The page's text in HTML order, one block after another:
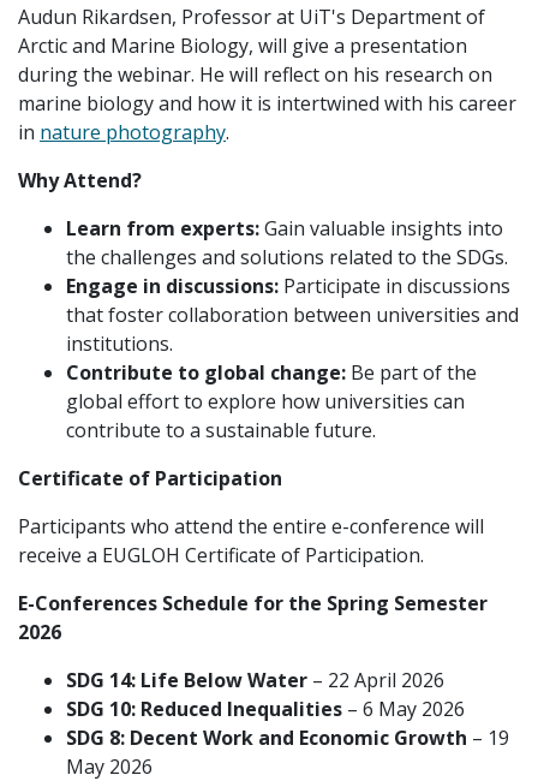
Audun Rikardsen, Professor at UiT's Department of
Arctic and Marine Biology, will give a presentation
during the webinar. He will reflect on his research on
marine biology and how it is intertwined with his career
in nature photography.
Why Attend?
Learn from experts:Gain valuable insights into
the challenges and solutions related to the SDGs.
Engage in discussions: Participate in discussions
that foster collaboration between universities and
institutions.
Contribute to global change: Be part of the
global effort to explore how universities can
contribute to a sustainable future.
Certificate of Participation
Participants who attend the entire e-conference will
receive a EUGLOH Certificate of Participation.
E-Conferences Schedule for the Spring Semester
2026
SDG 14: Life Below Water – 22 April 2026
SDG 10: Reduced Inequalities – 6 May 2026
SDG 8: Decent Work and Economic Growth – 19
May 2026